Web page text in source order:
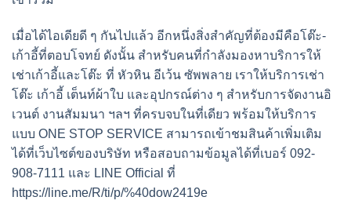
เมื่อได้ไอเดียดี ๆ กันไปแล้ว อีกหนึ่งสิ่งสำคัญที่ต้องมีคือโต๊ะ-
เก้าอี้ที่ตอบโจทย์ ดังนั้น สำหรับคนที่กำลังมองหาบริการให้
เช่าเก้าอี้และโต๊ะ ที่ หัวหิน อีเว้น ซัพพลาย เราให้บริการเช่า
โต๊ะ เก้าอี้ เต็นท์ผ้าใบ และอุปกรณ์ต่าง ๆ สำหรับการจัดงานอิ
เวนต์ งานสัมมนา ฯลฯ ที่ครบจบในที่เดียว พร้อมให้บริการ
แบบ ONE STOP SERVICE สามารถเข้าชมสินค้าเพิ่มเติม
ได้ที่เว็บไซต์ของบริษัท หรือสอบถามข้อมูลได้ที่เบอร์ 092-
908-7111 และ LINE Official ที่
https://line.me/R/ti/p/%40dow2419e